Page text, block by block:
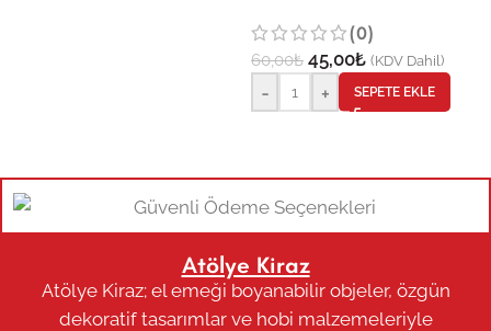
(0)
60,00₺ 45,00₺ (KDV Dahil)
- + SEPETE EKLE
Atölye Kiraz
Atölye Kiraz; el emeği boyanabilir objeler, özgün
dekoratif tasarımlar ve hobi malzemeleriyle